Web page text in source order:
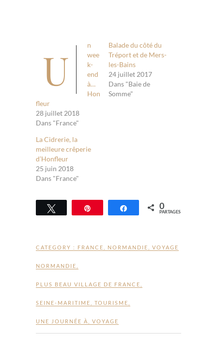
U
n
wee
k-
end
à…
Hon
fleur
28 juillet 2018
Dans "France"
Balade du côté du
Tréport et de Mers-
les-Bains
24 juillet 2017
Dans "Baie de
Somme"
La Cidrerie, la
meilleure crêperie
d’Honfleur
25 juin 2018
Dans "France"
Tweetez Partagez0
PARTAGES
CATEGORY : FRANCE NORMANDIE VOYAGE
NORMANDIE
PLUS BEAU VILLAGE DE FRANCE
SEINE-MARITIME TOURISME
UNE JOURNÉE À VOYAGE